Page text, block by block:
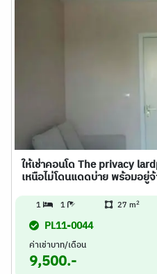
ให้เช่าคอนโด​ The​ privacy
เหนือไม่โดนแดดบ่าย พร้อมอยู่
1 1 27 m2
PL11-0044
ค่าเช่าบาท/เดือน
9,500.-